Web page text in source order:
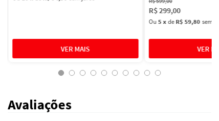
R$299,00
Ou5xdeR$ 59,80 sem
Avaliações